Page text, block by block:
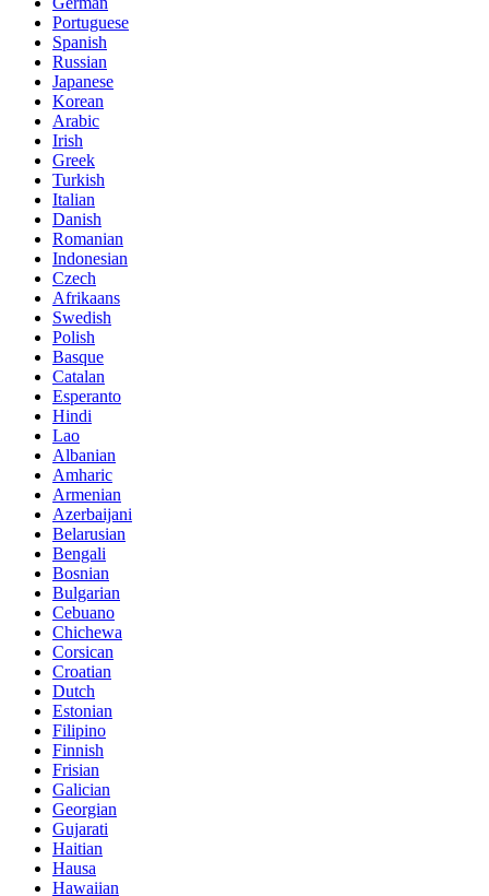
Portuguese
Spanish
Russian
Japanese
Korean
Arabic
Irish
Greek
Turkish
Italian
Danish
Romanian
Indonesian
Czech
Afrikaans
Swedish
Polish
Basque
Catalan
Esperanto
Hindi
Lao
Albanian
Amharic
Armenian
Azerbaijani
Belarusian
Bengali
Bosnian
Bulgarian
Cebuano
Chichewa
Corsican
Croatian
Dutch
Estonian
Filipino
Finnish
Frisian
Galician
Georgian
Gujarati
Haitian
Hausa
Hawaiian